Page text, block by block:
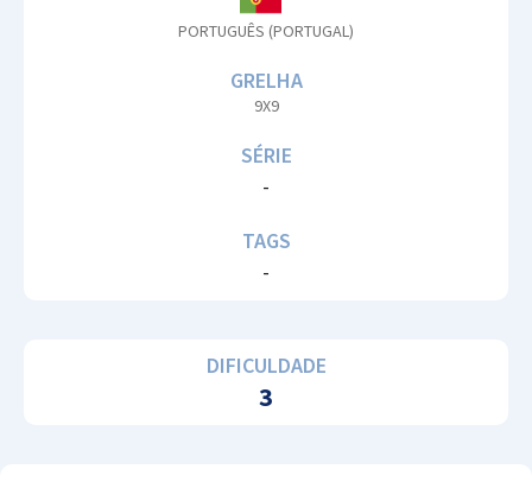
PORTUGUÊS (PORTUGAL)
GRELHA
9X9
SÉRIE
-
TAGS
-
DIFICULDADE
3